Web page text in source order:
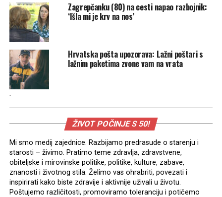
Zagrepčanku (80) na cesti napao razbojnik:
‘Išla mi je krv na nos’
Hrvatska pošta upozorava: Lažni poštari s
lažnim paketima zvone vam na vrata
.
ŽIVOT POČINJE S 50!
Mi smo medij zajednice. Razbijamo predrasude o starenju i
starosti – živimo. Pratimo teme zdravlja, zdravstvene,
obiteljske i mirovinske politike, politike, kulture, zabave,
znanosti i životnog stila. Želimo vas ohrabriti, povezati i
inspirirati kako biste zdravije i aktivnije uživali u životu.
Poštujemo različitosti, promoviramo toleranciju i potičemo